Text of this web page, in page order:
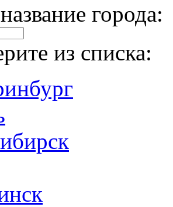
города:
из списка: